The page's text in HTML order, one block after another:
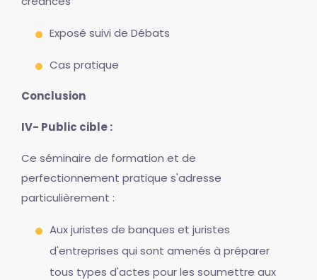
Exposé suivi de Débats
Cas pratique
Conclusion
IV- Public cible :
Ce séminaire de formation et de
perfectionnement pratique s'adresse
particulièrement :
Aux juristes de banques et juristes
d'entreprises qui sont amenés à préparer
tous types d'actes pour les soumettre aux